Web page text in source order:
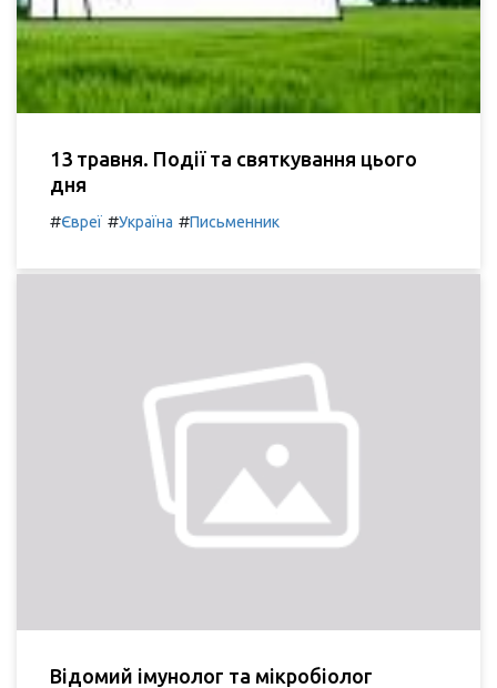
13 травня. Події та святкування цього
дня
#Євреї #Україна #Письменник
Відомий імунолог та мікробіолог